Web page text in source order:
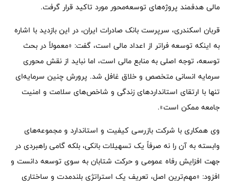
مالی هدفمند پروژه‌های توسعه‌محور مورد تاکید قرار گرفت.
قربان اسکندری، سرپرست بانک صادرات ایران، در این بازدید با اشاره
به اینکه توسعه فراتر از اعداد مالی است، گفت: «معمولاً در بحث
توسعه، توجه اصلی به منابع مالی است، اما نباید از نقش محوری
سرمایه انسانی متخصص و خلاق غافل شد. پرورش چنین سرمایه‌ای
تنها با ارتقای استانداردهای زندگی و شاخص‌های سلامت و امنیت
جامعه ممکن است».
وی همکاری با شرکت بازرسی کیفیت و استاندارد و مجموعه‌های
وابسته به آن را نه صرفاً یک تسهیلات بانکی، بلکه گامی راهبردی در
جهت افزایش رفاه عمومی و حرکت شتابان به سوی توسعه دانست و
افزود: «مهم‌ترین اصل، تعریف یک استراتژی بلندمدت و ساختاری